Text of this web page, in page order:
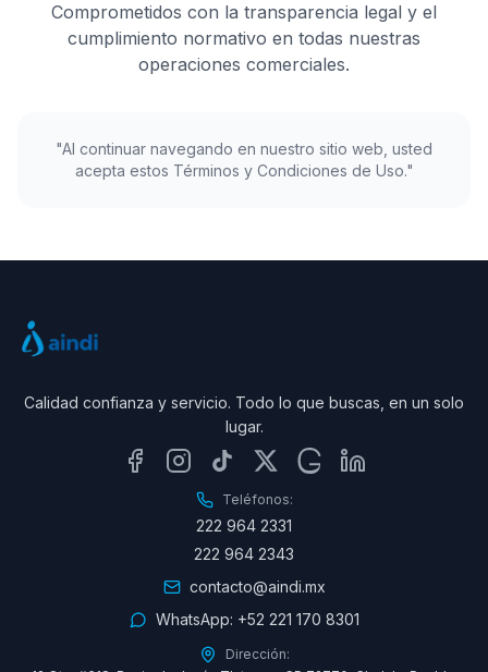
Comprometidos con la transparencia legal y el
cumplimiento normativo en todas nuestras
operaciones comerciales.
"Al continuar navegando en nuestro sitio web, usted
acepta estos Términos y Condiciones de Uso."
Calidad confianza y servicio. Todo lo que buscas, en un solo
lugar.
Teléfonos:
222 964 2331
222 964 2343
contacto@aindi.mx
WhatsApp: +52 221 170 8301
Dirección: